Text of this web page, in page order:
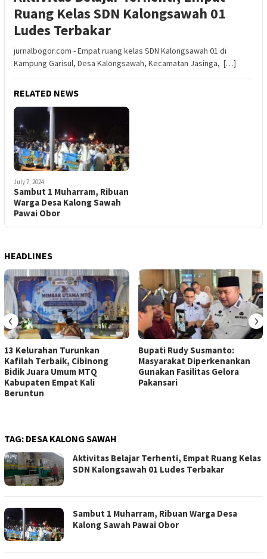
Ruang Kelas SDN Kalongsawah 01
Ludes Terbakar
jurnalbogor.com - Empat ruang kelas SDN Kalongsawah 01 di
Kampung Garisul, Desa Kalongsawah, Kecamatan Jasinga, […]
RELATED NEWS
July 7, 2024
Sambut 1 Muharram, Ribuan
Warga Desa Kalong Sawah
Pawai Obor
HEADLINES
13 Kelurahan Turunkan
Kafilah Terbaik, Cibinong
Bidik Juara Umum MTQ
Kabupaten Empat Kali
Beruntun
Bupati Rudy Susmanto:
Masyarakat Diperkenankan
Gunakan Fasilitas Gelora
Pakansari
‹ ›
TAG: DESA KALONG SAWAH
Aktivitas Belajar Terhenti, Empat Ruang Kelas
SDN Kalongsawah 01 Ludes Terbakar
Sambut 1 Muharram, Ribuan Warga Desa
Kalong Sawah Pawai Obor